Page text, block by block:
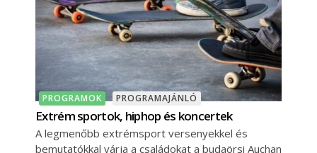
PROGRAMOK PROGRAMAJÁNLÓ
Extrém sportok, hiphop és koncertek
A legmenőbb extrémsport versenyekkel és
bemutatókkal várja a családokat a budaörsi Auchan